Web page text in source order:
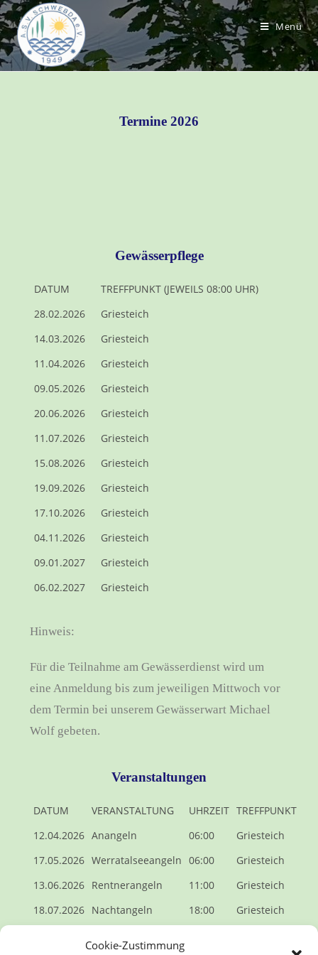
Cookie-Zustimmung
Menü
Termine 2026
Gewässerpflege
DATUM
TREFFPUNKT (JEWEILS 08:00 UHR)
28.02.2026
Griesteich
14.03.2026
Griesteich
11.04.2026
Griesteich
09.05.2026
Griesteich
20.06.2026
Griesteich
11.07.2026
Griesteich
15.08.2026
Griesteich
19.09.2026
Griesteich
17.10.2026
Griesteich
04.11.2026
Griesteich
09.01.2027
Griesteich
06.02.2027
Griesteich
Hinweis:
Für die Teilnahme am Gewässerdienst wird um
eine Anmeldung bis zum jeweiligen Mittwoch vor
dem Termin bei unserem Gewässerwart Michael
Wolf gebeten.
Veranstaltungen
DATUM VERANSTALTUNG UHRZEIT TREFFPUNKT
12.04.2026 Anangeln 06:00
Griesteich
17.05.2026 Werratalseeangeln 06:00
Griesteich
13.06.2026 Rentnerangeln 11:00
Griesteich
18.07.2026 Nachtangeln 18:00
Griesteich